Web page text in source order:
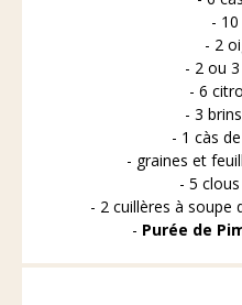
- 10
- 2
- 2 ou
- 6
- 3
- 1 càs
- graines et
- 5
- 2 cuillères à soupe
- Purée de